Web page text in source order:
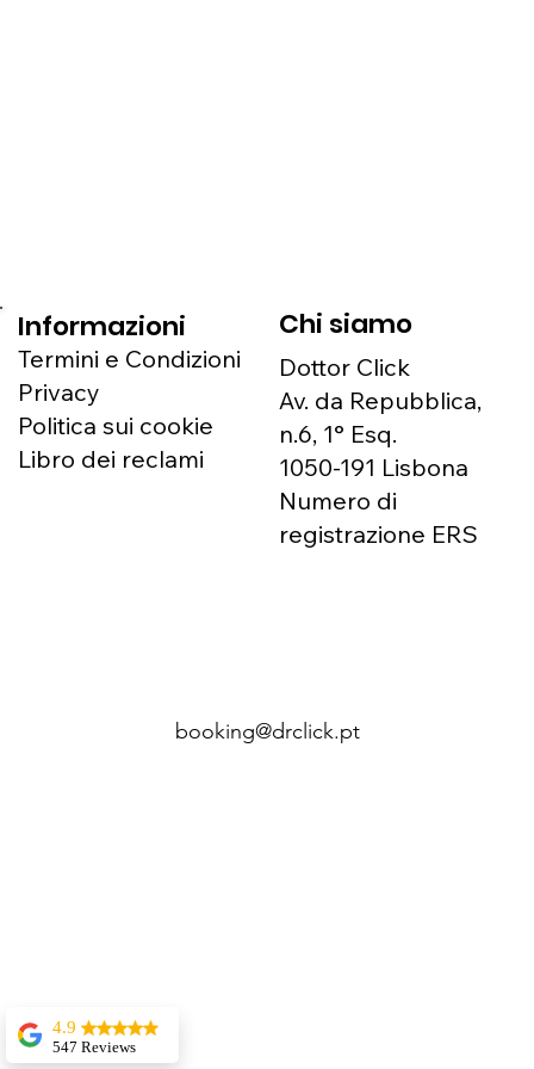
Informazioni
Termini e Condizioni
Privacy
Politica sui cookie
Libro dei reclami
Chi siamo
Dottor Click
Av. da Repubblica,
n.6, 1° Esq.
1050-191 Lisbona
Numero di
registrazione ERS
booking@drclick.pt
4.9
547 Reviews